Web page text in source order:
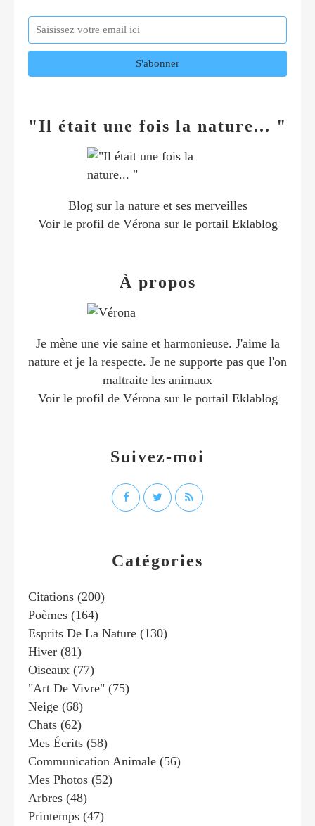
Catégories
Citations (200)
Poèmes (164)
Esprits De La Nature (130)
Hiver (81)
Oiseaux (77)
"art De Vivre" (75)
Neige (68)
Chats (62)
Mes Écrits (58)
Communication Animale (56)
Mes Photos (52)
Arbres (48)
Printemps (47)
"Il était une fois la nature... "
Blog sur la nature et ses merveilles
Voir le profil de Vérona sur le portail Eklablog
Suivez-moi
À propos
Je mène une vie saine et harmonieuse. J'aime la
nature et je la respecte. Je ne supporte pas que l'on
maltraite les animaux
Voir le profil de Vérona sur le portail Eklablog